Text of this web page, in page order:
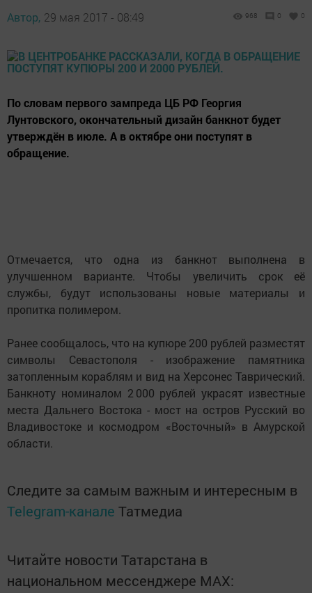
Автор, 29 мая 2017 - 08:49 968 0 0
По словам первого зампреда ЦБ РФ Георгия
Лунтовского, окончательный дизайн банкнот будет
утверждён в июле. А в октябре они поступят в
обращение.
Отмечается, что одна из банкнот выполнена в
улучшенном варианте. Чтобы увеличить срок её
службы, будут использованы новые материалы и
пропитка полимером.
Ранее сообщалось, что на купюре 200 рублей разместят
символы Севастополя - изображение памятника
затопленным кораблям и вид на Херсонес Таврический.
Банкноту номиналом 2 000 рублей украсят известные
места Дальнего Востока - мост на остров Русский во
Владивостоке и космодром «Восточный» в Амурской
области.
Следите за самым важным и интересным в
Telegram-канале Татмедиа
Читайте новости Татарстана в
национальном мессенджере MАХ: